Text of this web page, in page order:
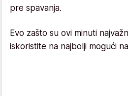
pre spavanja.
Evo zašto su ovi minuti
iskoristite na najbolji mogući